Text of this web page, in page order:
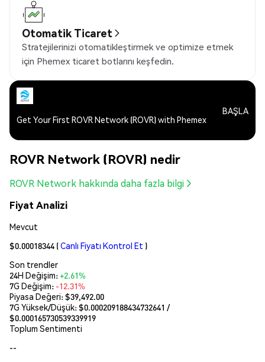
Otomatik Ticaret
Stratejilerinizi otomatikleştirmek ve optimize etmek
için Phemex ticaret botlarını keşfedin.
Get Your First ROVR Network (ROVR) with Phemex
BAŞLA
ROVR Network (ROVR) nedir
ROVR Network hakkında daha fazla bilgi
Fiyat Analizi
Mevcut
$0.00018344 (Canlı Fiyatı Kontrol Et )
Son trendler
24H Değişim:+2.61%
7G Değişim: -12.31%
Piyasa Değeri:$39,492.00
7G Yüksek/Düşük: $0.000209188434732641 /
$0.000165730539339919
Toplum Sentimenti
--